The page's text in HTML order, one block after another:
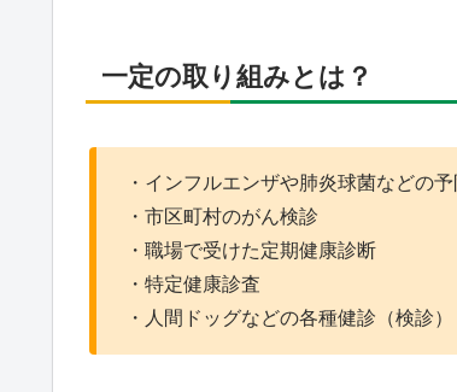
一定の取り組みとは？
・インフルエンザや肺炎球菌などの
・市区町村のがん検診
・職場で受けた定期健康診断
・特定健康診査
・人間ドッグなどの各種健診（検診）